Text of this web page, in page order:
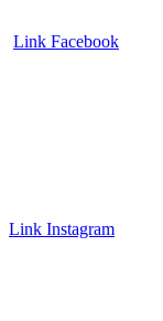
Link Facebook
Link Instagram